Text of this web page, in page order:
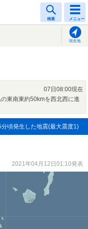
検索 メニュー
現在地
07日08:00現在
東南東約50kmを西北西に進
頃発生した地震(最大震度1)
2021年04月12日01:10発表